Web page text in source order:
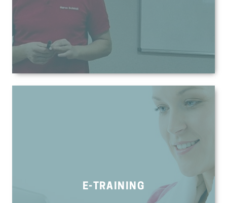
E-TRAINING